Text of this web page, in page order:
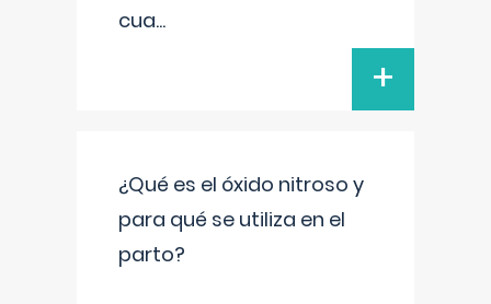
cua...
+
¿Qué es el óxido nitroso y
para qué se utiliza en el
parto?